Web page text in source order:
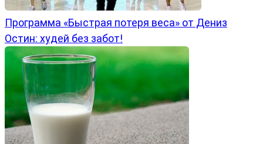
Программа «Быстрая потеря веса» от Дениз
Остин: худей без забот!